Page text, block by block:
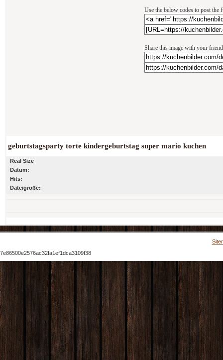
Use the below codes to post the
Share this image with your
geburtstagsparty torte kindergeburtstag super mario kuchen
Real Size
Datum:
Hits:
Dateigröße:
7e86500e2576ac32fa1ef1dca3109f38